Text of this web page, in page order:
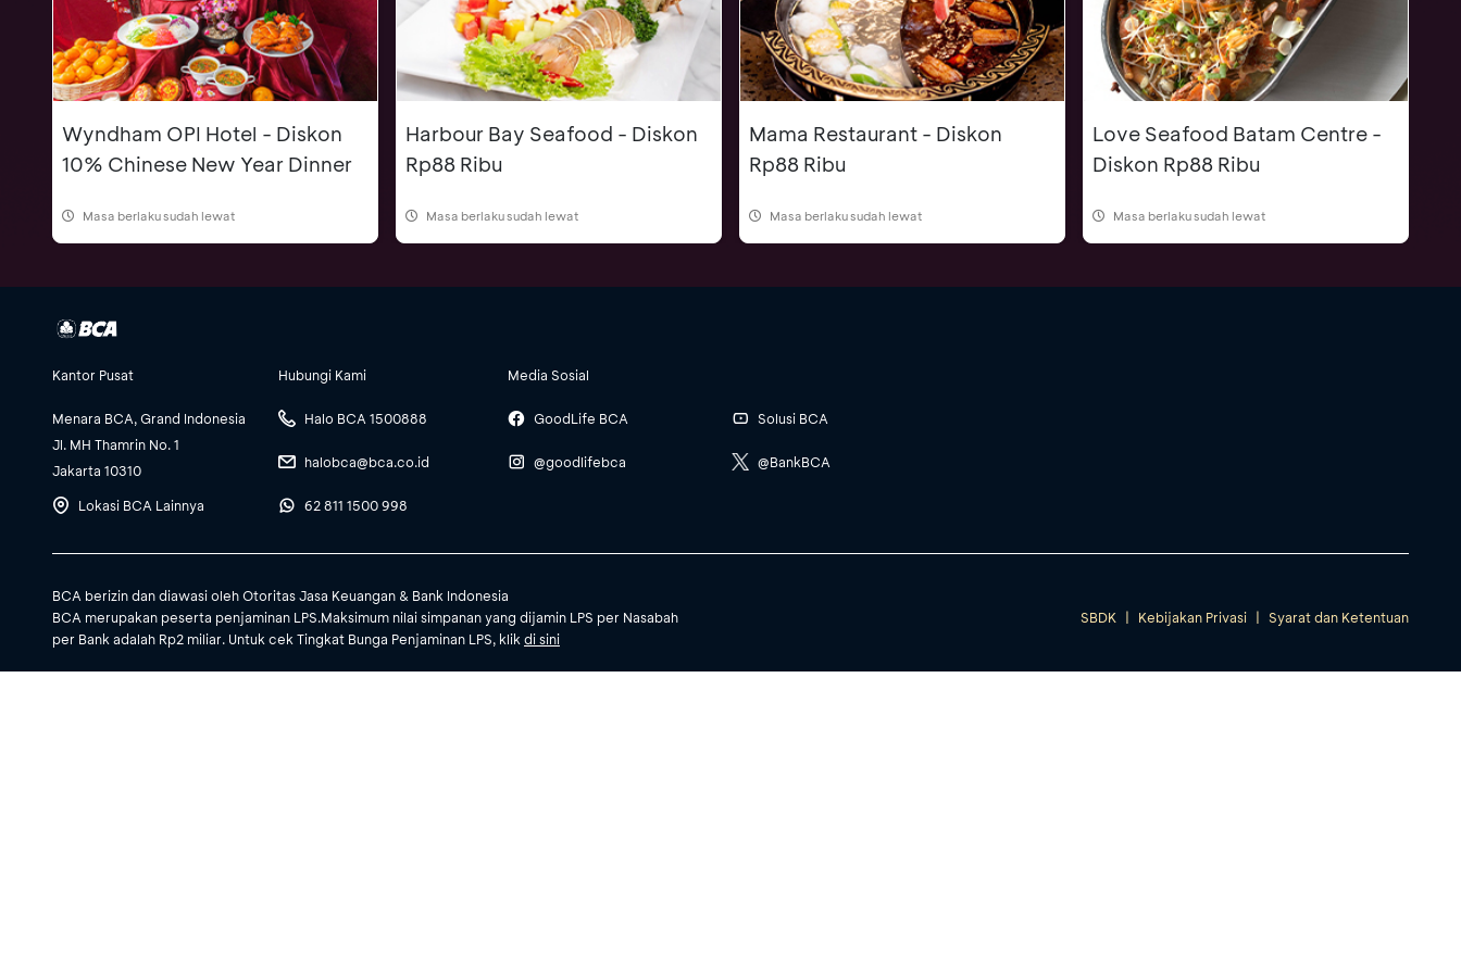
Wyndham OPI Hotel - Diskon
10% Chinese New Year Dinner
Masa berlaku sudah lewat
Harbour Bay Seafood - Diskon
Rp88 Ribu
Masa berlaku sudah lewat
Mama Restaurant - Diskon
Rp88 Ribu
Masa berlaku sudah lewat
Love Seafood Batam Centre -
Diskon Rp88 Ribu
Masa berlaku sudah lewat
Kantor Pusat
Menara BCA, Grand Indonesia
Jl. MH Thamrin No. 1
Jakarta 10310
Lokasi BCA Lainnya
Hubungi Kami
Halo BCA 1500888
halobca@bca.co.id
62 811 1500 998
Media Sosial
GoodLife BCA
@goodlifebca
Solusi BCA
@BankBCA
BCA berizin dan diawasi oleh Otoritas Jasa Keuangan & Bank Indonesia
BCA merupakan peserta penjaminan LPS.Maksimum nilai simpanan yang dijamin LPS per Nasabah
per Bank adalah Rp2 miliar. Untuk cek Tingkat Bunga Penjaminan LPS, klikdi sini
SBDK | Kebijakan Privasi | Syarat dan Ketentuan